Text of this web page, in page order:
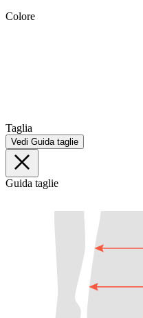
Colore
Taglia
Vedi Guida taglie
Guida taglie